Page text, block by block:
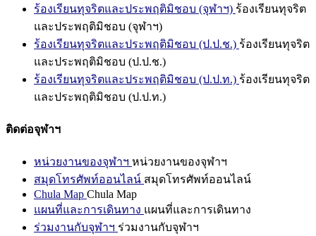
ร้องเรียนทุจริตและประพฤติมิชอบ (จุฬาฯ) ร้องเรียนทุจริต
และประพฤติมิชอบ (จุฬาฯ)
ร้องเรียนทุจริตและประพฤติมิชอบ (ป.ป.ช.) ร้องเรียนทุจริต
และประพฤติมิชอบ (ป.ป.ช.)
ร้องเรียนทุจริตและประพฤติมิชอบ (ป.ป.ท.) ร้องเรียนทุจริต
และประพฤติมิชอบ (ป.ป.ท.)
ติดต่อจุฬาฯ
หน่วยงานของจุฬาฯ หน่วยงานของจุฬาฯ
สมุดโทรศัพท์ออนไลน์ สมุดโทรศัพท์ออนไลน์
Chula Map Chula Map
แผนที่และการเดินทาง แผนที่และการเดินทาง
ร่วมงานกับจุฬาฯ ร่วมงานกับจุฬาฯ